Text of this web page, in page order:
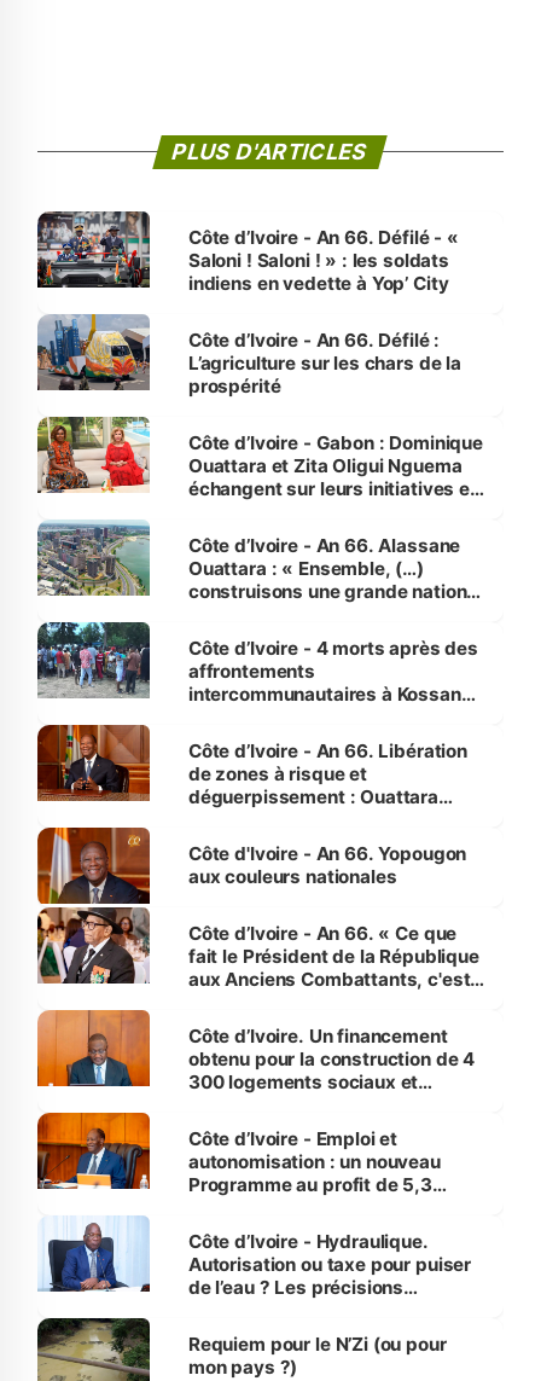
PLUS D'ARTICLES
Côte d’Ivoire - An 66. Défilé - «
Saloni ! Saloni ! » : les soldats
indiens en vedette à Yop’ City
Côte d’Ivoire - An 66. Défilé :
L’agriculture sur les chars de la
prospérité
Côte d’Ivoire - Gabon : Dominique
Ouattara et Zita Oligui Nguema
échangent sur leurs initiatives en
enfants
Côte d’Ivoire - An 66. Alassane
Ouattara : « Ensemble, (…)
construisons une grande nation
générations futures »
Côte d’Ivoire - 4 morts après des
affrontements
intercommunautaires à Kossandji
milieu des sinistrés
Côte d’Ivoire - An 66. Libération
de zones à risque et
déguerpissement : Ouattara
l'Etat de droit pour préserver les
vies humaines »
Côte d'Ivoire - An 66. Yopougon
aux couleurs nationales
Côte d’Ivoire - An 66. « Ce que
fait le Président de la République
aux Anciens Combattants, c'est
Côte d’Ivoire. Un financement
obtenu pour la construction de 4
300 logements sociaux et
et Yamoussoukro
Côte d’Ivoire - Emploi et
autonomisation : un nouveau
Programme au profit de 5,3
Côte d’Ivoire - Hydraulique.
Autorisation ou taxe pour puiser
de l’eau ? Les précisions
Requiem pour le N’Zi (ou pour
mon pays ?)